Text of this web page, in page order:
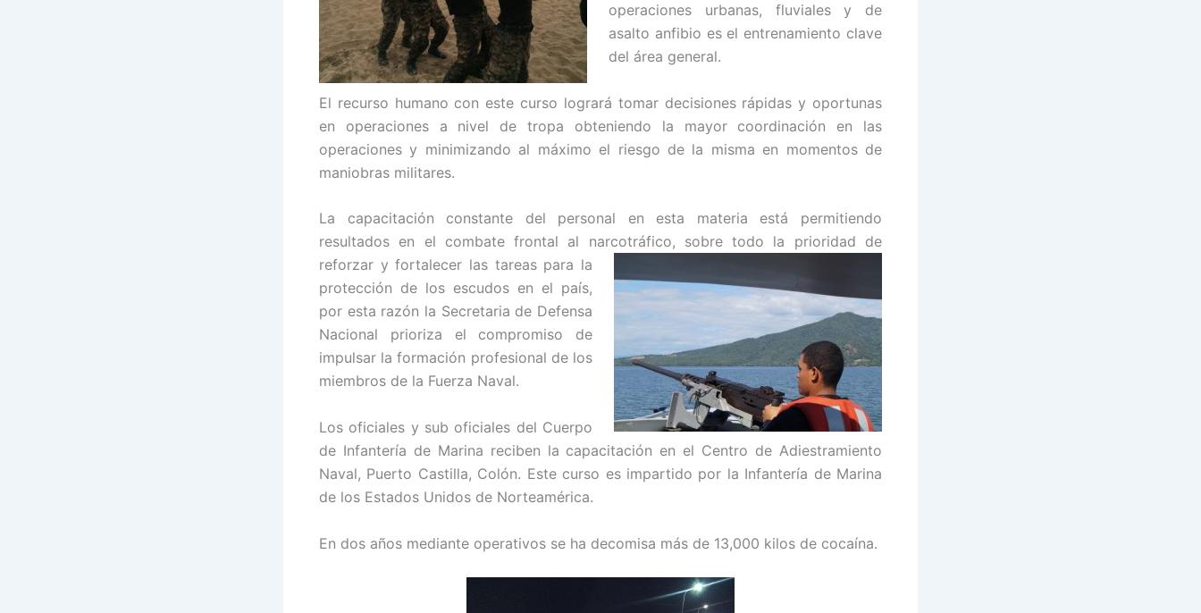
operaciones urbanas, fluviales y de
asalto anfibio es el entrenamiento clave
del área general.
El recurso humano con este curso logrará tomar decisiones rápidas y oportunas
en operaciones a nivel de tropa obteniendo la mayor coordinación en las
operaciones y minimizando al máximo el riesgo de la misma en momentos de
maniobras militares.
La capacitación constante del personal en esta materia está permitiendo
resultados en el combate frontal al narcotráfico, sobre todo la prioridad de
reforzar y fortalecer las tareaspara la
protección de los escudos en el país,
por esta razón la Secretaria de Defensa
Nacional prioriza el compromiso de
impulsar la formación profesional de los
miembros de la Fuerza Naval.
Los oficiales y sub oficiales del Cuerpo
de Infantería de Marina reciben la capacitación en el Centro de Adiestramiento
Naval, Puerto Castilla, Colón. Este curso es impartido por la Infantería de Marina
de los Estados Unidos de Norteamérica.
En dos años mediante operativos se ha decomisa más de 13,000 kilos de cocaína.